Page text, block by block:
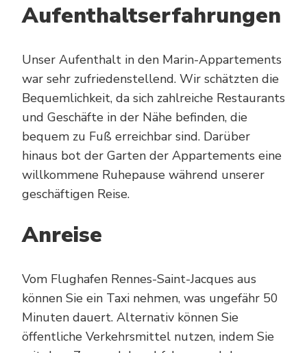
Aufenthaltserfahrungen
Unser Aufenthalt in den Marin-Appartements
war sehr zufriedenstellend. Wir schätzten die
Bequemlichkeit, da sich zahlreiche Restaurants
und Geschäfte in der Nähe befinden, die
bequem zu Fuß erreichbar sind. Darüber
hinaus bot der Garten der Appartements eine
willkommene Ruhepause während unserer
geschäftigen Reise.
Anreise
Vom Flughafen Rennes-Saint-Jacques aus
können Sie ein Taxi nehmen, was ungefähr 50
Minuten dauert. Alternativ können Sie
öffentliche Verkehrsmittel nutzen, indem Sie